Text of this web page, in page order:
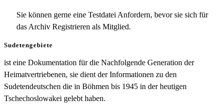
Sie können gerne eine Testdatei Anfordern, bevor sie sich für
das Archiv Registrieren als Mitglied.
Sudetengebiete
ist eine Dokumentation für die Nachfolgende Generation der
Heimatvertriebenen, sie dient der Informationen zu den
Sudetendeutschen die in Böhmen bis 1945 in der heutigen
Tschechoslowakei gelebt haben.